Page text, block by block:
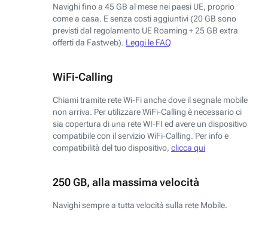
Navighi fino a 45 GB al mese nei paesi UE, proprio
come a casa. E senza costi aggiuntivi (20 GB sono
previsti dal regolamento UE Roaming + 25 GB extra
offerti da Fastweb). Leggi le FAQ
WiFi-Calling
Chiami tramite rete Wi-Fi anche dove il segnale mobile
non arriva. Per utilizzare WiFi-Calling è necessario ci
sia copertura di una rete WI-FI ed avere un dispositivo
compatibile con il servizio WiFi-Calling. Per info e
compatibilità del tuo dispositivo, clicca qui
250 GB, alla massima velocità
Navighi sempre a tutta velocità sulla rete Mobile.